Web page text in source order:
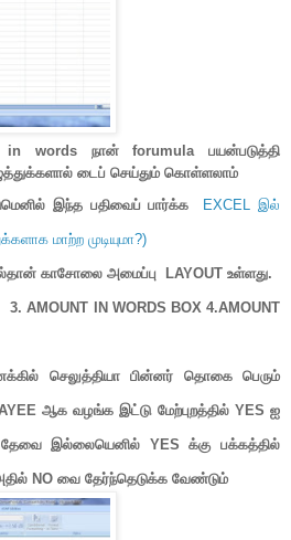
words நான் forumula பயன்படுத்தி
டைப் செய்தும் கொள்ளலாம்
இந்த பதிவைப் பார்க்க EXCEL இல்
மாற்ற முடியுமா?)
காசோலை அமைப்பு LAYOUT உள்ளது.
3. AMOUNT IN WORDS BOX 4.AMOUNT
செலுத்தியா பின்னர் தொகை பெரும்
ஆக வழங்க இட்டு மேற்புறத்தில் YES ஐ
இல்லையெனில் YES க்கு பக்கத்தில்
NO வை தேர்ந்தெடுக்க வேண்டும்